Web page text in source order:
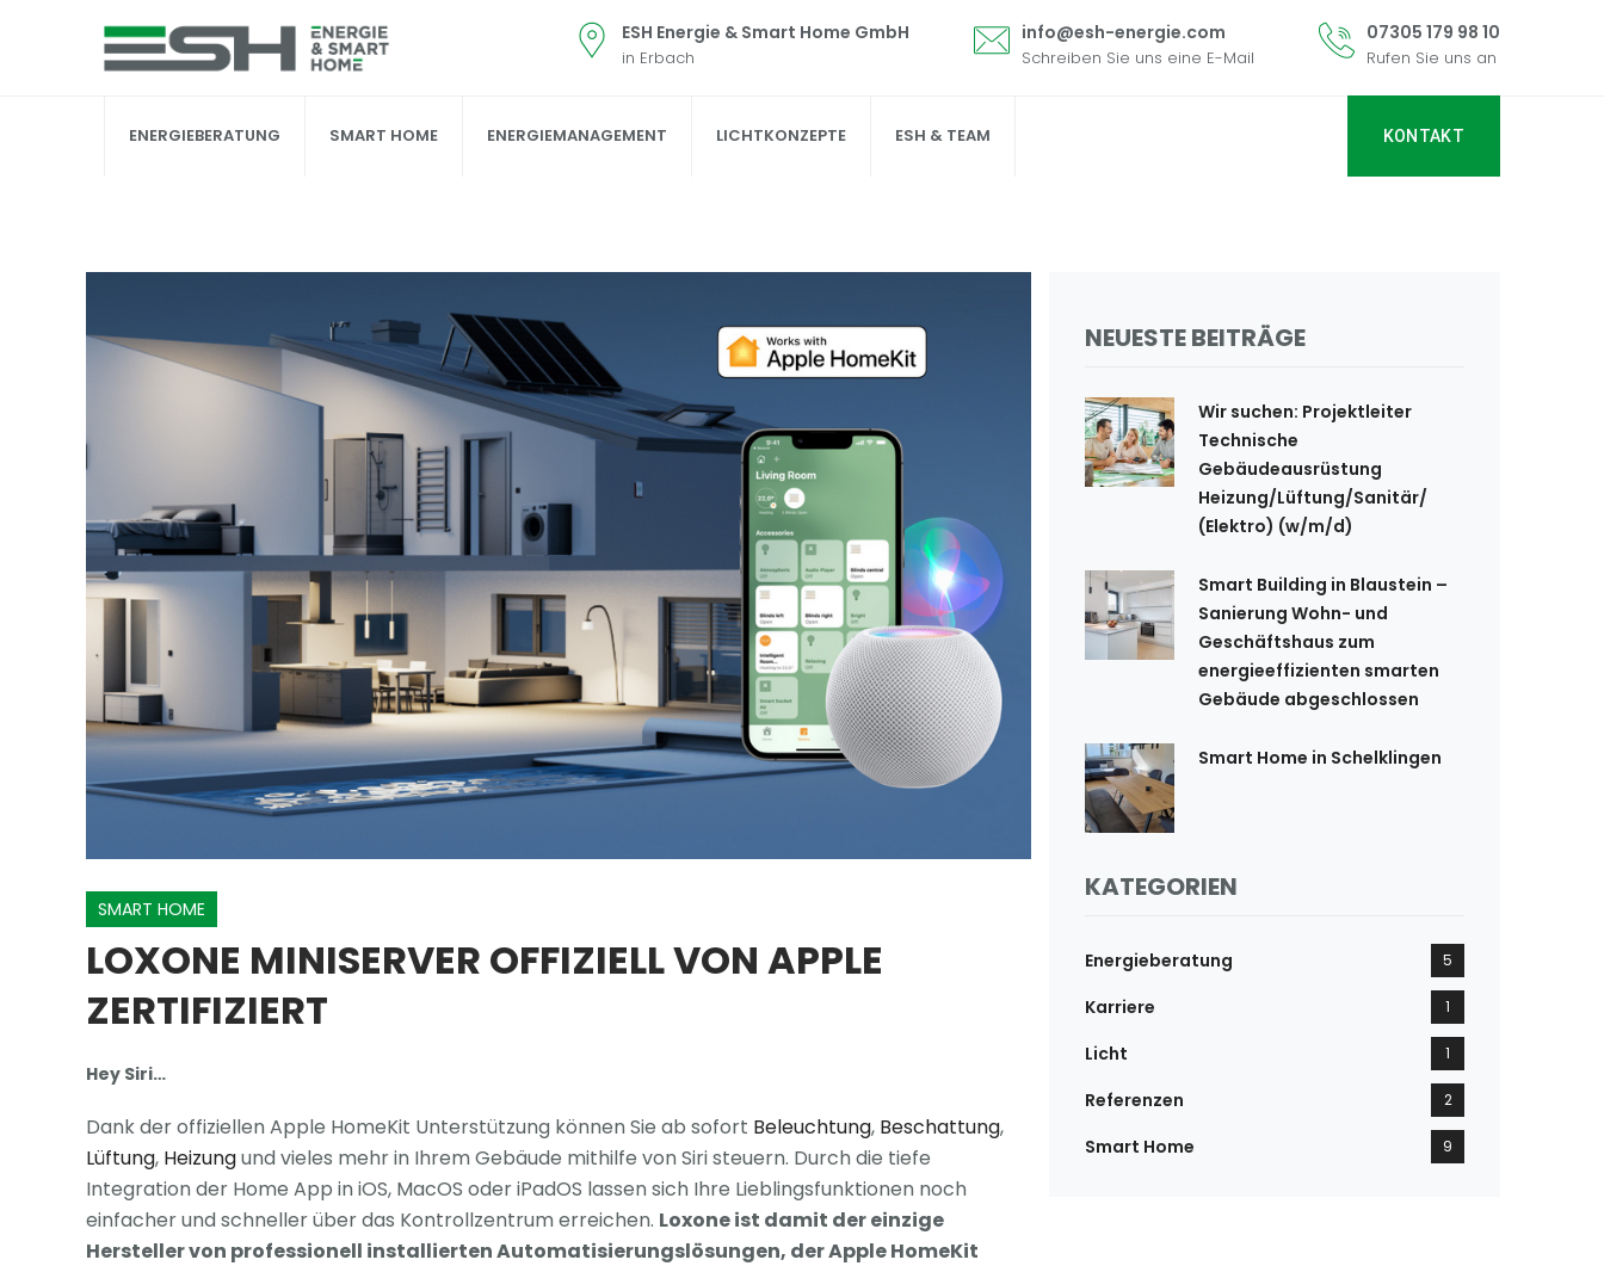
ESH Energie & Smart Home GmbH
in Erbach
info@esh-energie.com
Schreiben Sie uns eine E-Mail
07305 179 98 10
Rufen Sie uns an
ENERGIEBERATUNG SMART HOME ENERGIEMANAGEMENT LICHTKONZEPTE ESH & TEAM KONTAKT
SMART HOME
LOXONE MINISERVER OFFIZIELL VON APPLE
ZERTIFIZIERT
Hey Siri…
Dank der offiziellen Apple HomeKit Unterstützung können Sie ab sofort Beleuchtung, Beschattung,
Lüftung, Heizungund vieles mehr in Ihrem Gebäude mithilfe von Siri steuern. Durch die tiefe
Integration der Home App in iOS, MacOS oder iPadOS lassen sich Ihre Lieblingsfunktionen noch
einfacher und schneller über das Kontrollzentrum erreichen. Loxone ist damit der einzige
Hersteller von professionell installierten Automatisierungslösungen, der Apple HomeKit
NEUESTE BEITRÄGE
Wir suchen: Projektleiter
Technische
Gebäudeausrüstung
Heizung/Lüftung/Sanitär/
(Elektro) (w/m/d)
Smart Building in Blaustein –
Sanierung Wohn- und
Geschäftshaus zum
energieeffizienten smarten
Gebäude abgeschlossen
Smart Home in Schelklingen
KATEGORIEN
Energieberatung 5
Karriere 1
Licht 1
Referenzen 2
Smart Home 9